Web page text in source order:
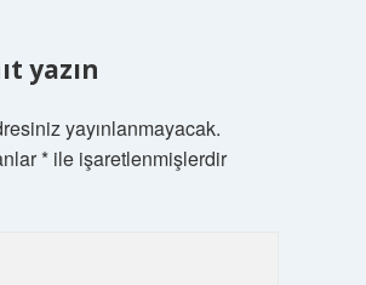
yazın
yayınlanmayacak.
*ile işaretlenmişlerdir